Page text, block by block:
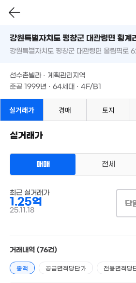
매매 1억 2500
전
3.7억
7,199만
'11. 07
'11. 07
필터 매물 탐색
강원특별자치도 평창군 대관령면 횡계
준공 1999년 · 64세대 · 4F/B1
강원특별자치도 평창군 대관령면 횡계
강원특별자치도 평창군 대관령면 올림픽로
선수촌빌라 · 계획관리지역
준공 1999년 · 64세대 · 4F/B1
실거래가 경매 토지
실거래가
매매 전세
최근 실거래가
1.25억
25.11.18
단
거래내역 (76건)
총액 공급면적당단가 전용면적당